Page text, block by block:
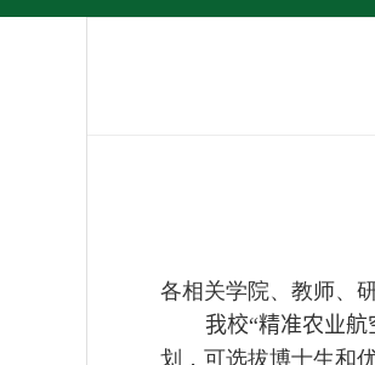
各相关学院、教师、
我校“精准农业
划，可选拔博士生和